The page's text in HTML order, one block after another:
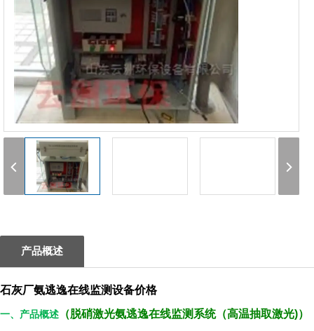
产品概述
石灰厂氨逃逸在线监测设备价格
一、产品概述 （脱硝激光氨逃逸在线监测系统（高温抽取激光)）